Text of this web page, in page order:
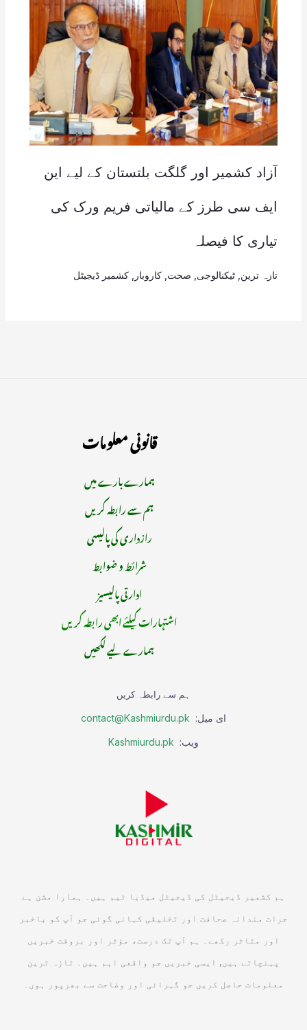
آزاد کشمیر اور گلگت بلتستان کے لیے این
ایف سی طرز کے مالیاتی فریم ورک کی
تیاری کا فیصلہ
تازہ ترین ٹیکنالوجی صحت کاروبار کشمیر ڈیجیٹل
قانونی معلومات
ہمارے بارے میں
ہم سے رابطہ کریں
رازداری کی پالیسی
شرائط و ضوابط
ادارتی پالیسیز
اشتہارات کیلئے ابھی رابطہ کریں
ہمارے لیے لکھیں
ہم سے رابطہ کریں
ای میل: contact@Kashmiurdu.pk
ویب: Kashmiurdu.pk
ہم کشمیر ڈیجیٹل کی ڈیجیٹل میڈیا ٹیم ہیں۔ ہمارا مشن ہے
جرات مندانہ صحافت اور تخلیقی کہانی گوئی جو آپ کو باخبر
اور متاثر رکھے۔ ہم آپ تک درست، مؤثر اور بروقت خبریں
پہنچاتے ہیں, ایسی خبریں جو واقعی اہم ہیں۔ تازہ ترین
معلومات حاصل کریں جو گہرائی اور وضاحت سے بھرپور ہوں۔